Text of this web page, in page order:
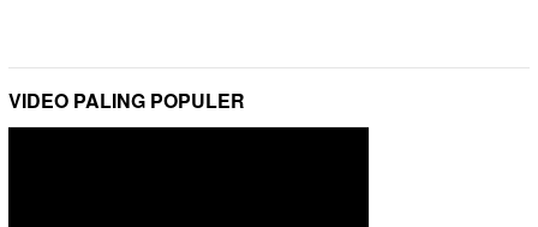
VIDEO PALING POPULER